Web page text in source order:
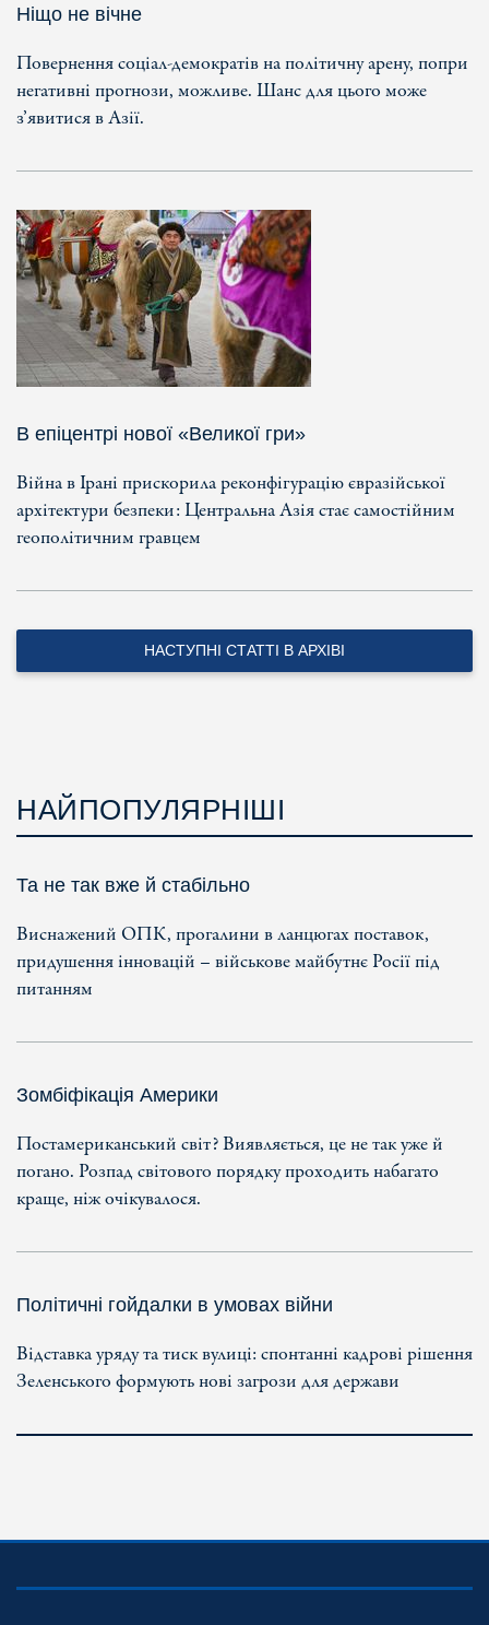
Ніщо не вічне
Повернення соціал-демократів на політичну арену, попри
негативні прогнози, можливе. Шанс для цього може
з’явитися в Азії.
В епіцентрі нової «Великої гри»
Війна в Ірані прискорила реконфігурацію євразійської
архітектури безпеки: Центральна Азія стає самостійним
геополітичним гравцем
НАСТУПНІ СТАТТІ В АРХІВІ
НАЙПОПУЛЯРНІШІ
Та не так вже й стабільно
Виснажений ОПК, прогалини в ланцюгах поставок,
придушення інновацій – військове майбутнє Росії під
питанням
Зомбіфікація Америки
Постамериканський світ? Виявляється, це не так уже й
погано. Розпад світового порядку проходить набагато
краще, ніж очікувалося.
Політичні гойдалки в умовах війни
Відставка уряду та тиск вулиці: спонтанні кадрові рішення
Зеленського формують нові загрози для держави